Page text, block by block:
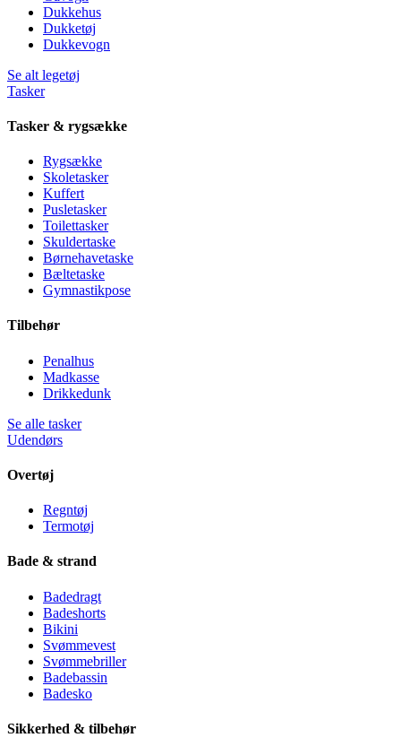
Dukkehus
Dukketøj
Dukkevogn
Se alt legetøj
Tasker
Tasker & rygsække
Rygsække
Skoletasker
Kuffert
Pusletasker
Toilettasker
Skuldertaske
Børnehavetaske
Bæltetaske
Gymnastikpose
Tilbehør
Penalhus
Madkasse
Drikkedunk
Se alle tasker
Udendørs
Overtøj
Regntøj
Termotøj
Bade & strand
Badedragt
Badeshorts
Bikini
Svømmevest
Svømmebriller
Badebassin
Badesko
Sikkerhed & tilbehør